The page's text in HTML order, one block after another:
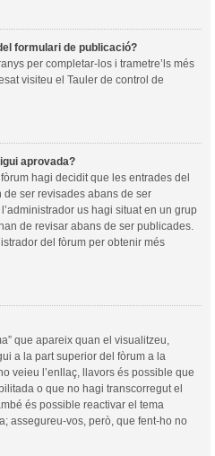
formulari de publicació?
per completar-los i trametre’ls més
visiteu el Tauler de control de
aprovada?
hagi decidit que les entrades del
ser revisades abans de ser
us hagi situat en un grup
de revisar abans de ser publicades.
del fòrum per obtenir més
que apareix quan el visualitzeu,
a la part superior del fòrum a la
veieu l’enllaç, llavors és possible que
o que no hagi transcorregut el
és possible reactivar el tema
assegureu-vos, però, que fent-ho no